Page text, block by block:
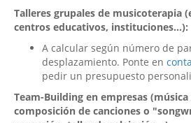
Talleres grupales de musicoterapia
centros educativos, instituciones...):
A calcular según número de
desplazamiento. Ponte en
pedir un presupuesto
Team-Building en empresas
composición de canciones o